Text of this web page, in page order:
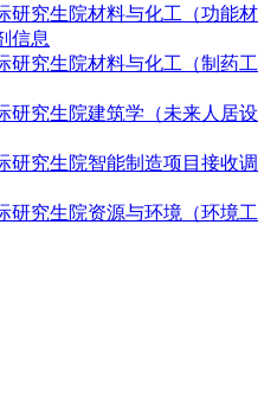
研究生院材料与化工（功能材
信息
研究生院材料与化工（制药工
研究生院建筑学（未来人居设
研究生院智能制造项目接收调
研究生院资源与环境（环境工